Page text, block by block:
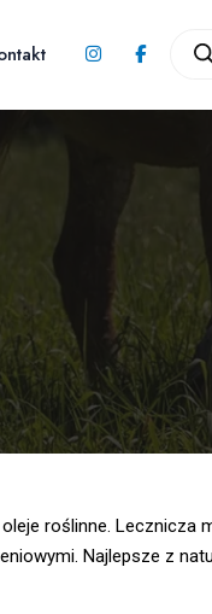
roślinne. Lecznicza
Najlepsze z